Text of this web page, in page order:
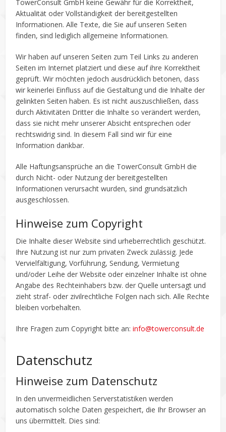
TowerConsult GmbH keine Gewähr für die Korrektheit,
Aktualität oder Vollständigkeit der bereitgestellten
Informationen. Alle Texte, die Sie auf unseren Seiten
finden, sind lediglich allgemeine Informationen.
Wir haben auf unseren Seiten zum Teil Links zu anderen
Seiten im Internet platziert und diese auf ihre Korrektheit
geprüft. Wir möchten jedoch ausdrücklich betonen, dass
wir keinerlei Einfluss auf die Gestaltung und die Inhalte der
gelinkten Seiten haben. Es ist nicht auszuschließen, dass
durch Aktivitäten Dritter die Inhalte so verändert werden,
dass sie nicht mehr unserer Absicht entsprechen oder
rechtswidrig sind. In diesem Fall sind wir für eine
Information dankbar.
Alle Haftungsansprüche an die TowerConsult GmbH die
durch Nicht- oder Nutzung der bereitgestellten
Informationen verursacht wurden, sind grundsätzlich
ausgeschlossen.
Hinweise zum Copyright
Die Inhalte dieser Website sind urheberrechtlich geschützt.
Ihre Nutzung ist nur zum privaten Zweck zulässig. Jede
Vervielfältigung, Vorführung, Sendung, Vermietung
und/oder Leihe der Website oder einzelner Inhalte ist ohne
Angabe des Rechteinhabers bzw. der Quelle untersagt und
zieht straf- oder zivilrechtliche Folgen nach sich. Alle Rechte
bleiben vorbehalten.
Ihre Fragen zum Copyright bitte an:info@towerconsult.de
Datenschutz
Hinweise zum Datenschutz
In den unvermeidlichen Serverstatistiken werden
automatisch solche Daten gespeichert, die Ihr Browser an
uns übermittelt. Dies sind: